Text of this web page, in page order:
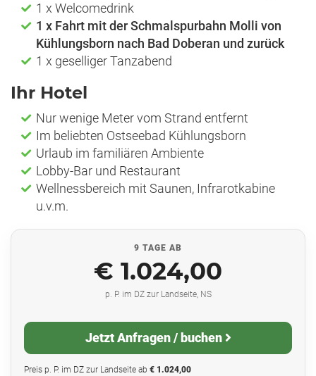
1 x Welcomedrink
1 x Fahrt mit der Schmalspurbahn Molli von
Kühlungsborn nach Bad Doberan und zurück
1 x geselliger Tanzabend
Ihr Hotel
Nur wenige Meter vom Strand entfernt
Im beliebten Ostseebad Kühlungsborn
Urlaub im familiären Ambiente
Lobby-Bar und Restaurant
Wellnessbereich mit Saunen, Infrarotkabine
u.v.m.
9 TAGE AB
€ 1.024,00
p. P. im DZ zur Landseite, NS
Jetzt Anfragen / buchen
Preis p. P. im DZ zur Landseite ab € 1.024,00